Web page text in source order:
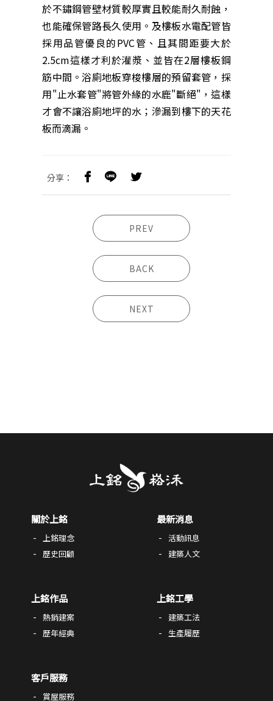
於不鏽鋼管壁材質較厚實且較能耐久耐蝕，
也能確保管路長久使用。及樓板水電配管皆
採用品管優良的PVC管、且其間距要大於
2.5cm這樣才利於灌漿、並皆在2層樓板鋼
筋中間。浴廁地板穿梭樓層的預留套管，採
用"止水套管"將管外緣的水鹿"斷絕"，這樣
才會不讓浴廁地坪的水；滲漏到樓下的天花
板而滴漏。
分享：
PREV
BACK
NEXT
關於上銘
上銘理念
歷史回顧
最新消息
活動訊息
建築人文
上銘作品
熱銷建案
歷年經典
上銘工學
建築工法
生產履歷
客戶服務
賞屋服務